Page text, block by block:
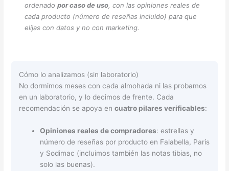
ordenadopor caso de uso, con las opiniones reales de
cada producto (número de reseñas incluido) para que
elijas con datos y no con marketing.
Cómo lo analizamos (sin laboratorio)
No dormimos meses con cada almohada ni las probamos
en un laboratorio, y lo decimos de frente. Cada
recomendación se apoya encuatro pilares verificables:
Opiniones reales de compradores: estrellas y
número de reseñas por producto en Falabella, Paris
y Sodimac (incluimos también las notas tibias, no
solo las buenas).